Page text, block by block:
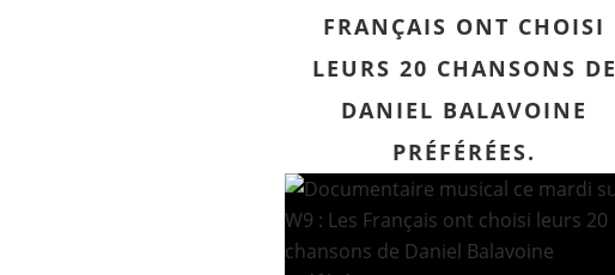
FRANÇAIS ONT CHOISI
LEURS 20 CHANSONS DE
DANIEL BALAVOINE
PRÉFÉRÉES.